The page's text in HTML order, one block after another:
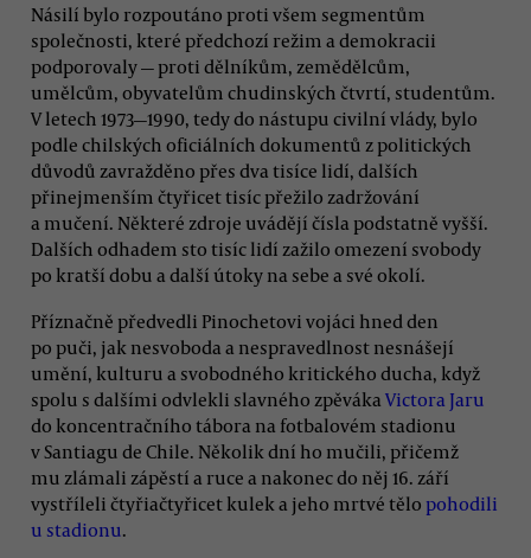
Násilí bylo rozpoutáno proti všem segmentům
společnosti, které předchozí režim a demokracii
podporovaly — proti dělníkům, zemědělcům,
umělcům, obyvatelům chudinských čtvrtí, studentům.
V letech 1973—1990, tedy do nástupu civilní vlády, bylo
podle chilských oficiálních dokumentů z politických
důvodů zavražděno přes dva tisíce lidí, dalších
přinejmenším čtyřicet tisíc přežilo zadržování
a mučení. Některé zdroje uvádějí čísla podstatně vyšší.
Dalších odhadem sto tisíc lidí zažilo omezení svobody
po kratší dobu a další útoky na sebe a své okolí.
Příznačně předvedli Pinochetovi vojáci hned den
po puči, jak nesvoboda a nespravedlnost nesnášejí
umění, kulturu a svobodného kritického ducha, když
spolu s dalšími odvlekli slavného zpěváka Victora Jaru
do koncentračního tábora na fotbalovém stadionu
v Santiagu de Chile. Několik dní ho mučili, přičemž
mu zlámali zápěstí a ruce a nakonec do něj 16. září
vystříleli čtyřiačtyřicet kulek a jeho mrtvé tělo pohodili
u stadionu.